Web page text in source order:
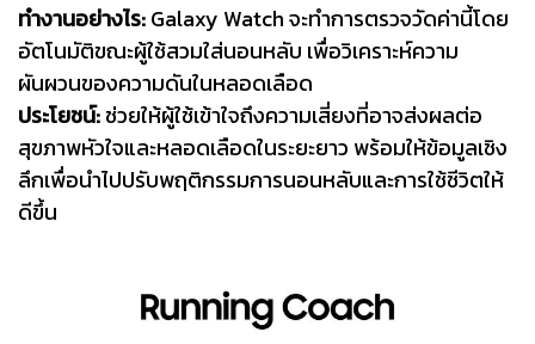
ทำงานอย่างไร:Galaxy Watch จะทำการตรวจวัดค่านี้โดย
อัตโนมัติขณะผู้ใช้สวมใส่นอนหลับ เพื่อวิเคราะห์ความ
ผันผวนของความดันในหลอดเลือด
ประโยชน์:ช่วยให้ผู้ใช้เข้าใจถึงความเสี่ยงที่อาจส่งผลต่อ
สุขภาพหัวใจและหลอดเลือดในระยะยาว พร้อมให้ข้อมูลเชิง
ลึกเพื่อนำไปปรับพฤติกรรมการนอนหลับและการใช้ชีวิตให้
ดีขึ้น